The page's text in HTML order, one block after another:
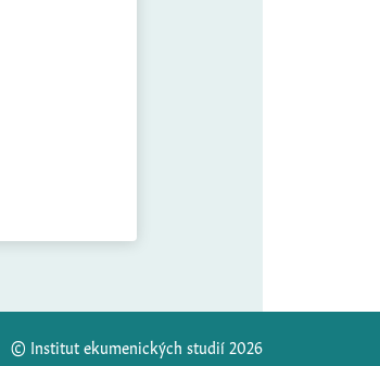
© Institut ekumenických studií 2026